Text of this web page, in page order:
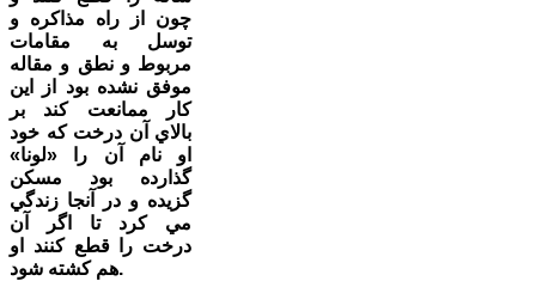
چون از راه مذاکره و
توسل به مقامات
مربوط و نطق و مقاله
موفق نشده بود از اين
کار ممانعت کند بر
بالاي آن درخت که خود
او نام آن را «لونا»
گذارده بود مسکن
گزيده و در آنجا زندگي
مي کرد تا اگر آن
درخت را قطع کنند او
هم کشته شود.